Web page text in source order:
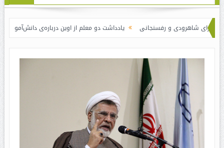
و رفسنجانی یادداشت دو معلم از اوین درباره‌ی دانش‌آموزانی که سوختند